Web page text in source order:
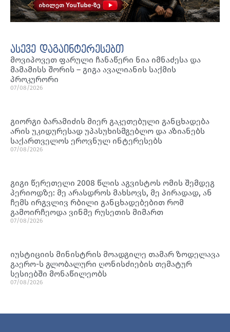
ასევე დაგაინტერესებთ
მოვიპოვეთ ფარული ჩანაწერი ნია იმნაძესა და
მამამისს შორის – გიგა ავალიანის საქმის
პროკურორი
07/08/2026
გიორგი ბარამიძის მიერ გაკეთებული განცხადება
არის უკიდურესად უპასუხისმგებლო და აზიანებს
საქართველოს ეროვნულ ინტერესებს
07/08/2026
გიგი წერეთელი 2008 წლის აგვისტოს ომის შემდეგ
პერიოდზე: მე არასდროს მახსოვს, მე პირადად, ან
ჩემს ირგვლივ რბილი განცხადებებით რომ
გამოირჩეოდა ვინმე რუსეთის მიმართ
07/08/2026
იუსტიციის მინისტრის მოადგილე თამარ ზოდელავა
გაერო-ს გლობალური ღონისძიების თემატურ
სესიებში მონაწილეობს
07/08/2026